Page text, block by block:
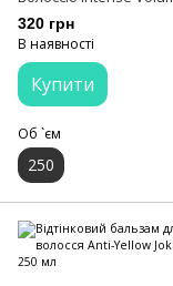
Blend 250 мл
320 грн
В наявності
Купити
Об `єм
250